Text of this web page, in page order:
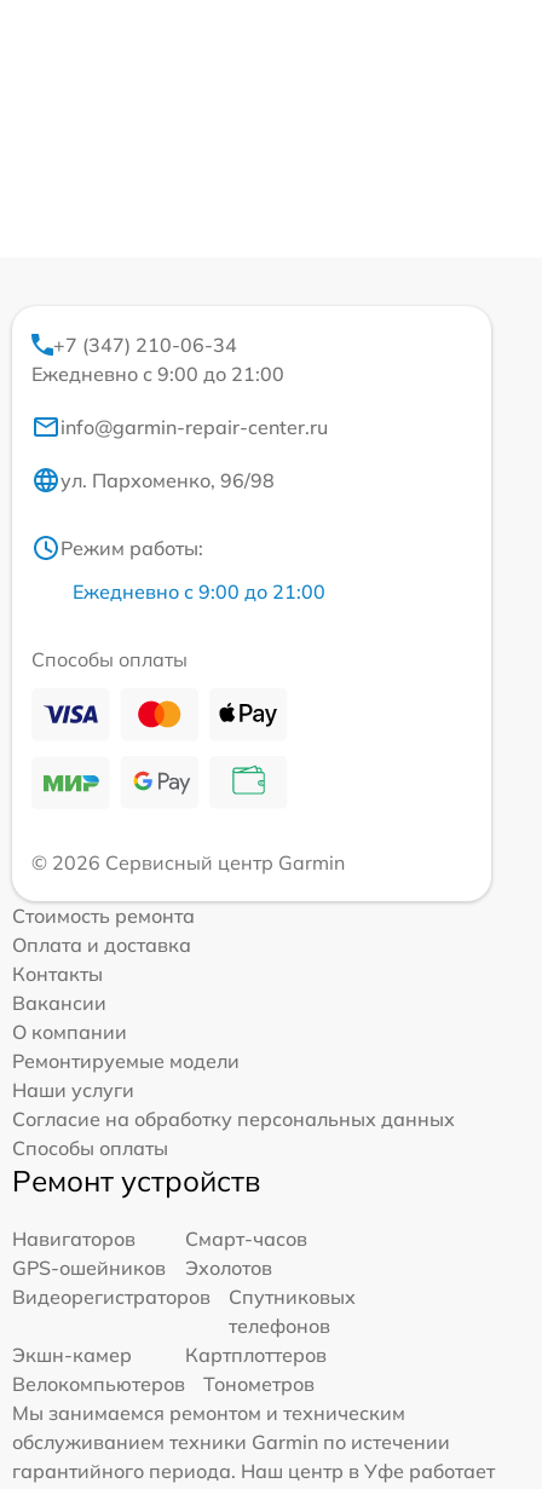
+7 (347) 210-06-34
Ежедневно с 9:00 до 21:00
info@garmin-repair-center.ru
ул. Пархоменко, 96/98
Режим работы:
Ежедневно с 9:00 до 21:00
Способы оплаты
© 2026 Сервисный центр Garmin
Стоимость ремонта
Оплата и доставка
Контакты
Вакансии
О компании
Ремонтируемые модели
Наши услуги
Согласие на обработку персональных данных
Способы оплаты
Ремонт устройств
Навигаторов
Смарт-часов
GPS-ошейников
Эхолотов
Видеорегистраторов
Спутниковых
телефонов
Экшн-камер
Картплоттеров
Велокомпьютеров
Тонометров
Мы занимаемся ремонтом и техническим
обслуживанием техники Garmin по истечении
гарантийного периода. Наш центр в Уфе работает